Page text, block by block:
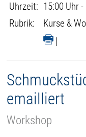
Uhrzeit: 15:00 Uhr
Rubrik:
Kurse &
|
emailliert
Workshop